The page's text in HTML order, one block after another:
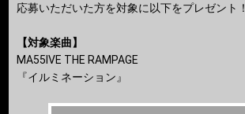
応募いただいた方を対象に以下をプレゼント！
【対象楽曲】
MA55IVE THE RAMPAGE
『イルミネーション』